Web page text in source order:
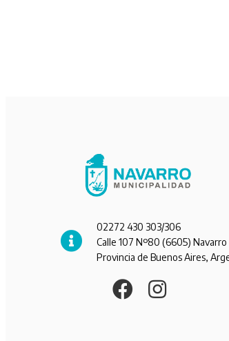
02272 430 303/306
Calle 107 Nº80 (6605) Navarro
Provincia de Buenos Aires,